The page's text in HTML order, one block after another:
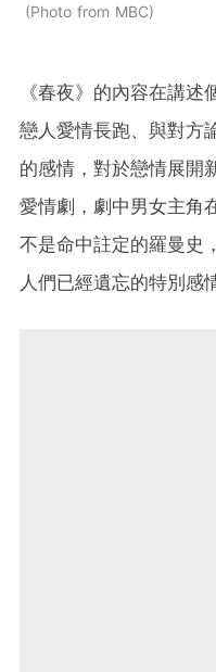
Photo from MBC
《春夜》的內容在講
戀人愛情長跑、與對方
的感情，對於戀情展開
愛情劇，劇中男女主角
不是命中註定的羅曼史
人們已經遺忘的特別感